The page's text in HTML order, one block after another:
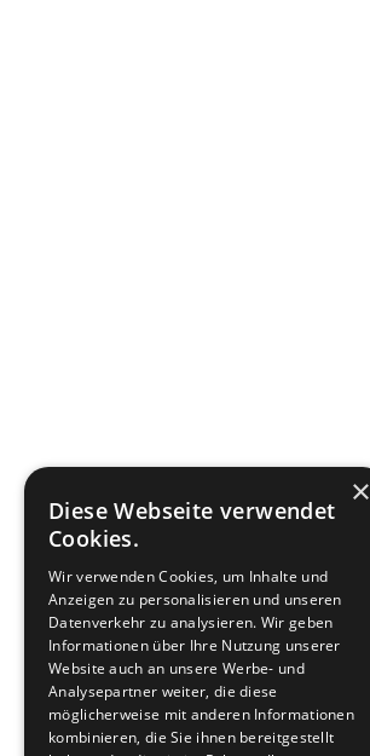
×
Diese Webseite verwendet
Cookies.
Wir verwenden Cookies, um Inhalte und
Anzeigen zu personalisieren und unseren
Datenverkehr zu analysieren. Wir geben
Informationen über Ihre Nutzung unserer
Website auch an unsere Werbe- und
Analysepartner weiter, die diese
möglicherweise mit anderen Informationen
kombinieren, die Sie ihnen bereitgestellt